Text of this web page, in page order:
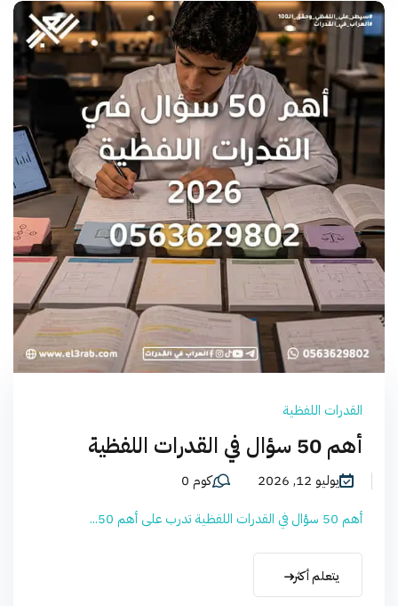
القدرات اللفظية
أهم 50 سؤال في القدرات اللفظية
يوليو 12, 2026
كوم 0
أهم 50 سؤال في القدرات اللفظية تدرب على أهم 50...
يتعلم أكثر